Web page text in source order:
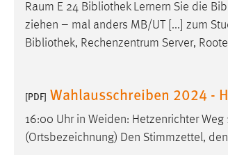
Raum E 24 BibliothekLernern Sie die
ziehen – mal anders MB/UT [...] zum
Bibliothek, Rechenzentrum Server,
[PDF] Wahlausschreiben 2024 -
16:00 Uhr in Weiden: Hetzenrichter
(Ortsbezeichnung) Den Stimmzettel,
STATISTIK
unsere Besucher unsere Website nutzen.
Matomo